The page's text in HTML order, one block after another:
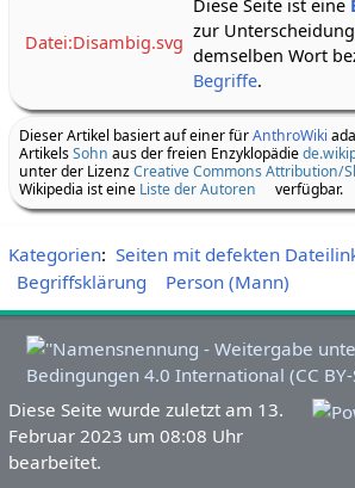
Datei:Disambig.svg
Diese Seite ist eine
zur
demselben Wort
Begriffe.
Dieser Artikel basiert auf einer fürAnthroWiki
ArtikelsSohn aus der freien Enzyklopädie
unter der LizenzCreative Commons Attribution/
Wikipedia ist eine Liste der Autoren verfügbar.
Kategorien: Seiten mit defekten
Begriffsklärung
Person (Mann)
Diese Seite wurde zuletzt am 13.
Februar 2023 um 08:08 Uhr
bearbeitet.